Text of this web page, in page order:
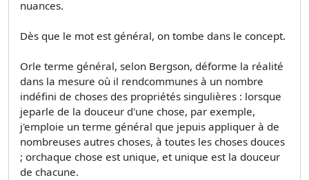
nuances.
Dès que le mot est général, on tombe dans le concept.
Orle terme général, selon Bergson, déforme la réalité
dans la mesure où il rendcommunes à un nombre
indéfini de choses des propriétés singulières : lorsque
jeparle de la douceur d'une chose, par exemple,
j'emploie un terme général que jepuis appliquer à de
nombreuses autres choses, à toutes les choses douces
; orchaque chose est unique, et unique est la douceur
de chacune.